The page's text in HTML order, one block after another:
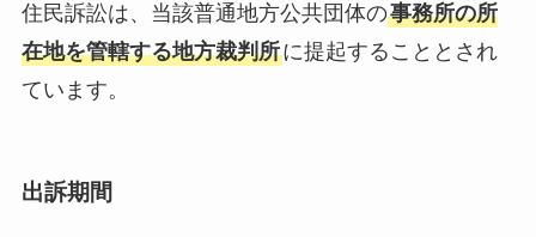
住民訴訟は、当該普通地方公共団体の事務所の所
在地を管轄する地方裁判所に提起することとされ
ています。
出訴期間